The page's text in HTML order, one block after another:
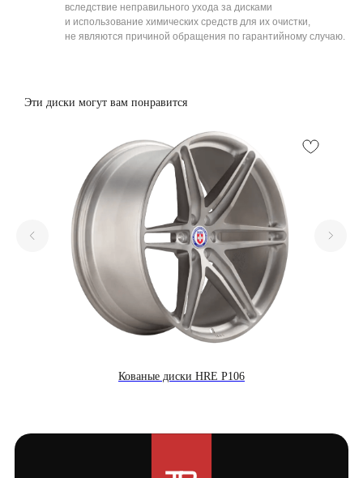
вследствие неправильного ухода за дисками
и использование химических средств для их очистки,
не являются причиной обращения по гарантийному случаю.
Эти диски могут вам понравится
Кованые диски HRE P106